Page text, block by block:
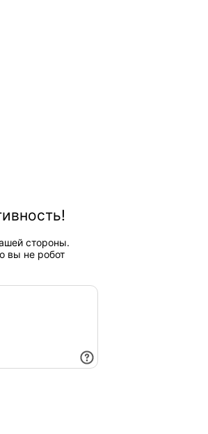
стороны.
вы не робот